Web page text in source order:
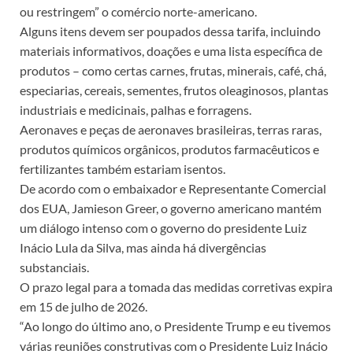
ou restringem” o comércio norte-americano.
Alguns itens devem ser poupados dessa tarifa, incluindo
materiais informativos, doações e uma lista específica de
produtos – como certas carnes, frutas, minerais, café, chá,
especiarias, cereais, sementes, frutos oleaginosos, plantas
industriais e medicinais, palhas e forragens.
Aeronaves e peças de aeronaves brasileiras, terras raras,
produtos químicos orgânicos, produtos farmacêuticos e
fertilizantes também estariam isentos.
De acordo com o embaixador e Representante Comercial
dos EUA, Jamieson Greer, o governo americano mantém
um diálogo intenso com o governo do presidente Luiz
Inácio Lula da Silva, mas ainda há divergências
substanciais.
O prazo legal para a tomada das medidas corretivas expira
em 15 de julho de 2026.
“Ao longo do último ano, o Presidente Trump e eu tivemos
várias reuniões construtivas com o Presidente Luiz Inácio